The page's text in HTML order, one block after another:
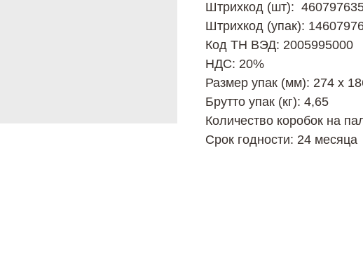
Штрихкод (шт):
Штрихкод (упак):
Код ТН ВЭД: 2005995000
НДС: 20%
Размер упак (мм): 274 х
Брутто упак (кг): 4,65
Количество коробок на
Срок годности: 24 месяца